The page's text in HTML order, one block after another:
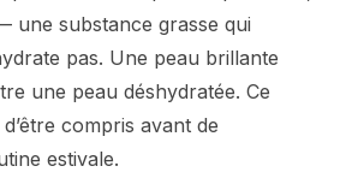
une substance grasse qui
pas. Une peau brillante
une peau déshydratée. Ce
compris avant de
estivale.